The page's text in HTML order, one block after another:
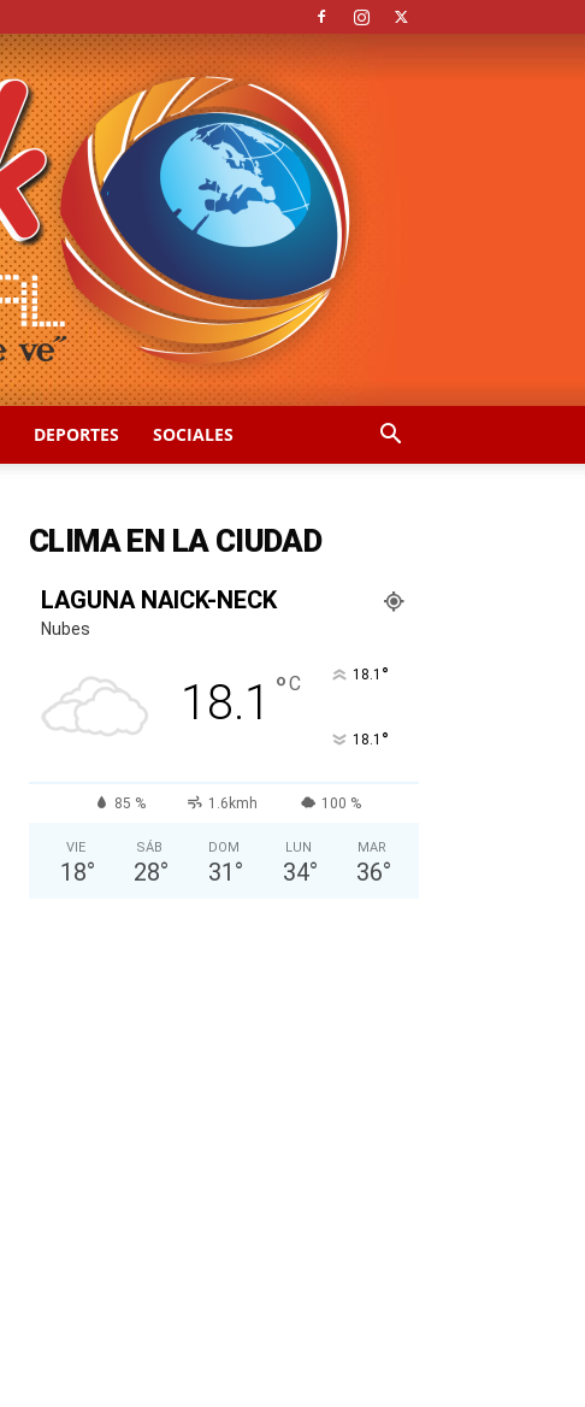
DEPORTES SOCIALES
CLIMA EN LA CIUDAD
LAGUNA NAICK-NECK
Nubes
18.1 °C 18.1 °
18.1 °
85 % 1.6kmh 100 %
VIE
18°
SÁB
28°
DOM
31 °
LUN
34°
MAR
36°